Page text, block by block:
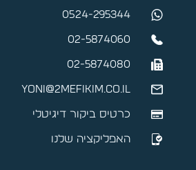
0524-295344
02-5874060
02-5874080
yoni@2mefikim.co.il
כרטיס ביקור דיגיטלי
האפליקציה שלנו